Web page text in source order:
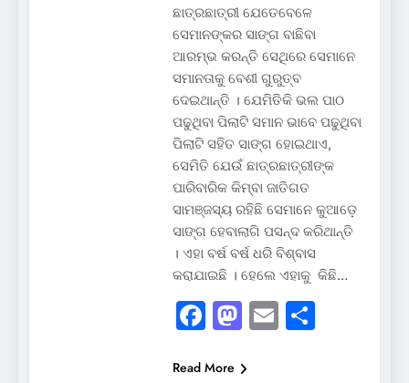
ଛାତ୍ରଛାତ୍ରୀ ଯେତେବେଳେ
ସେମାନଙ୍କର ସାଙ୍ଗ ବାଛିବା
ଆରମ୍ଭ କରନ୍ତି ସେଥିରେ ସେମାନେ
ସମାନତାକୁ ବେଶୀ ଗୁରୁତ୍ବ
ଦେଇଥାନ୍ତି । ଯେମିତିକି ଭଲ ପାଠ
ପଢୁଥିବା ପିଲାଟି ସମାନ ଭାବେ ପଢୁଥିବା
ପିଲାଟି ସହିତ ସାଙ୍ଗ ହୋଇଥାଏ,
ସେମିତି ଯେଉଁ ଛାତ୍ରଛାତ୍ରୀଙ୍କ
ପାରିବାରିକ କିମ୍ବା ଜାତିଗତ
ସାମଞ୍ଜସ୍ୟ ରହିଛି ସେମାନେ କୁଆଡ଼େ
ସାଙ୍ଗ ହେବାଲାଗି ପସନ୍ଦ କରିଥାନ୍ତି
। ଏହା ବର୍ଷ ବର୍ଷ ଧରି ବିଶ୍ବାସ
କରାଯାଇଛି । ହେଲେ ଏହାକୁ କିଛି…
Facebook
Mastodon
EmailShare
Read More